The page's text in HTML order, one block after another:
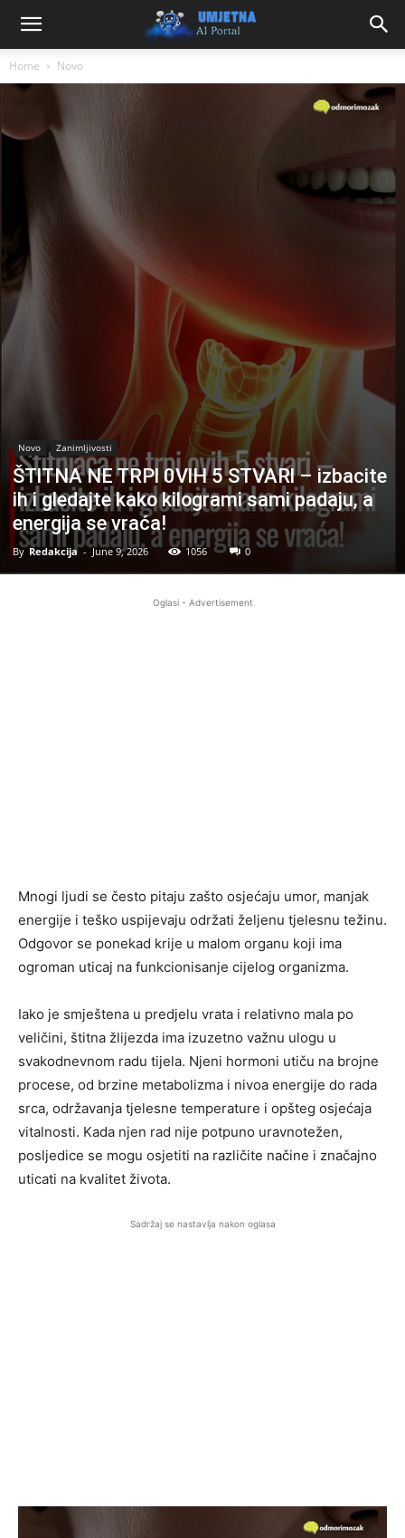
Home Novo
Novo Zanimljivosti
ŠTlTNA NE TRPl 0VlH 5 STVARl – izbacite
ih i gledajte kako kilogrami sami padaju, a
energija se vraća!
By Redakcija - June 9, 2026 1056 0
Oglasi - Advertisement
Mnogi ljudi se često pitaju zašto osjećaju umor, manjak
energije i teško uspijevaju održati željenu tjelesnu težinu.
Odgovor se ponekad krije u malom organu koji ima
ogroman uticaj na funkcionisanje cijelog organizma.
Iako je smještena u predjelu vrata i relativno mala po
veličini, štitna žlijezda ima izuzetno važnu ulogu u
svakodnevnom radu tijela. Njeni hormoni utiču na brojne
procese, od brzine metabolizma i nivoa energije do rada
srca, održavanja tjelesne temperature i opšteg osjećaja
vitalnosti. Kada njen rad nije potpuno uravnotežen,
posljedice se mogu osjetiti na različite načine i značajno
uticati na kvalitet života.
Sadržaj se nastavlja nakon oglasa